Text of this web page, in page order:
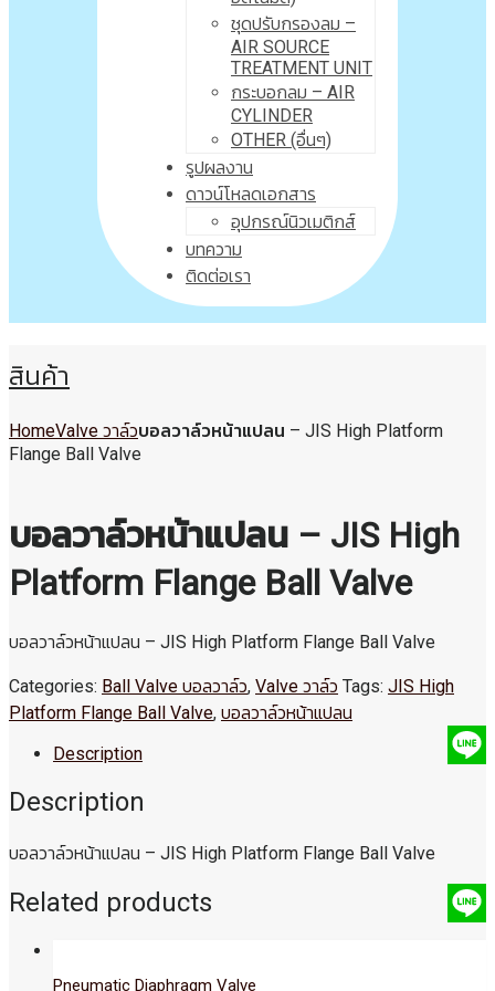
ชุดปรับกรองลม –
AIR SOURCE
TREATMENT UNIT
กระบอกลม – AIR
CYLINDER
OTHER (อื่นๆ)
รูปผลงาน
ดาวน์โหลดเอกสาร
อุปกรณ์นิวเมติกส์
บทความ
ติดต่อเรา
สินค้า
HomeValve วาล์วบอลวาล์วหน้าแปลน – JIS High Platform
Flange Ball Valve
บอลวาล์วหน้าแปลน – JIS High
Platform Flange Ball Valve
บอลวาล์วหน้าแปลน – JIS High Platform Flange Ball Valve
Categories: Ball Valve บอลวาล์ว, Valve วาล์ว Tags: JIS High
Platform Flange Ball Valve, บอลวาล์วหน้าแปลน
Description
Description
บอลวาล์วหน้าแปลน – JIS High Platform Flange Ball Valve
Related products
Pneumatic Diaphragm Valve